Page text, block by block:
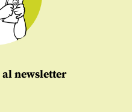
al newsletter